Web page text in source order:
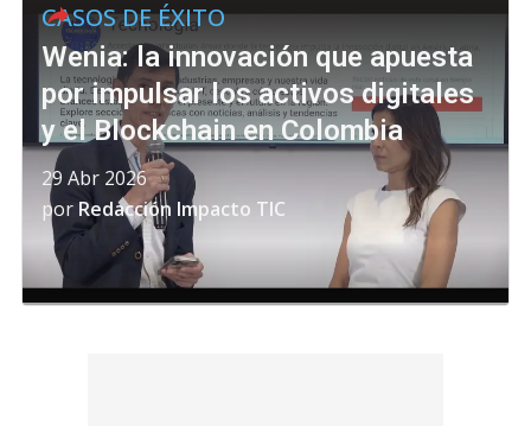
CASOS DE ÉXITO
Wenia: la innovación que apuesta
por impulsar los activos digitales
y el Blockchain en Colombia
29 Abr 2026
por Redacción Impacto TIC